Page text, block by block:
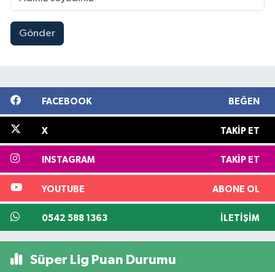
Gönder
FACEBOOK BEĞEN
X TAKIP ET
INSTAGRAM TAKIP ET
YOUTUBE ABONE OL
0542 588 1363 İLETIŞIM
Süper Lig Puan Durumu